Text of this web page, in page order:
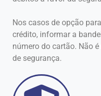
Nos casos de opção
crédito, informar a
número do cartão. Não
de segurança.